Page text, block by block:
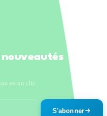
nouveautés
en un clic.
S'abonner